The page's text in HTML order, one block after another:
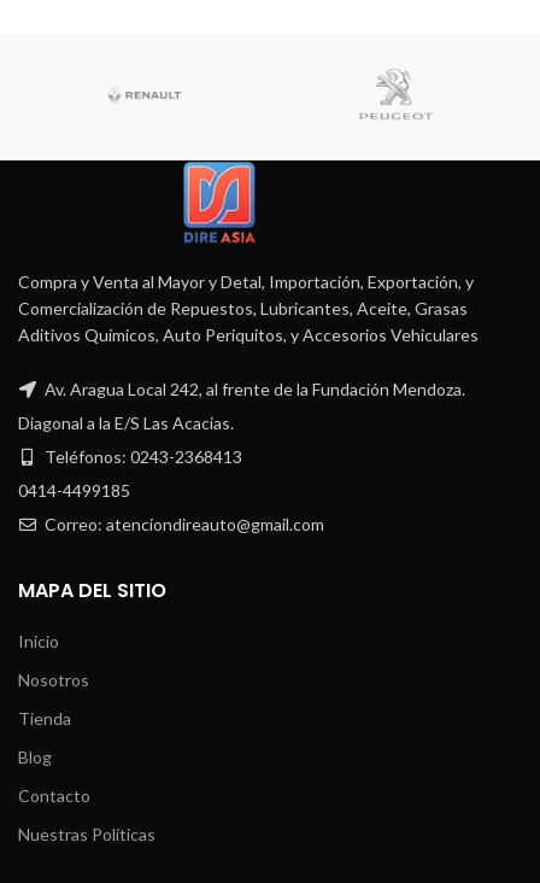
Compra y Venta al Mayor y Detal, Importación, Exportación, y
Comercialización de Repuestos, Lubricantes, Aceite, Grasas
Aditivos Químicos, Auto Periquitos, y Accesorios Vehiculares
Av. Aragua Local 242, al frente de la Fundación Mendoza.
Diagonal a la E/S Las Acacias.
Teléfonos: 0243-2368413
0414-4499185
Correo: atenciondireauto@gmail.com
MAPA DEL SITIO
Inicio
Nosotros
Tienda
Blog
Contacto
Nuestras Políticas